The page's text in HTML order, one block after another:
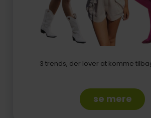
3 trends, der lover at komme
se mere